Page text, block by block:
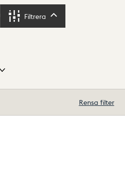
Filtrera
Rensa filter